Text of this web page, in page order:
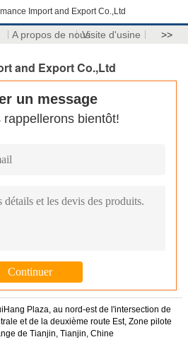
Import and Export Co.,Ltd
A propos de nousVisite d'usine >>
and Export Co.,Ltd
un message
rappellerons bientôt!
Plaza, au nord-est de l'intersection de
et de la deuxième route Est, Zone pilote
de Tianjin, Tianjin, Chine